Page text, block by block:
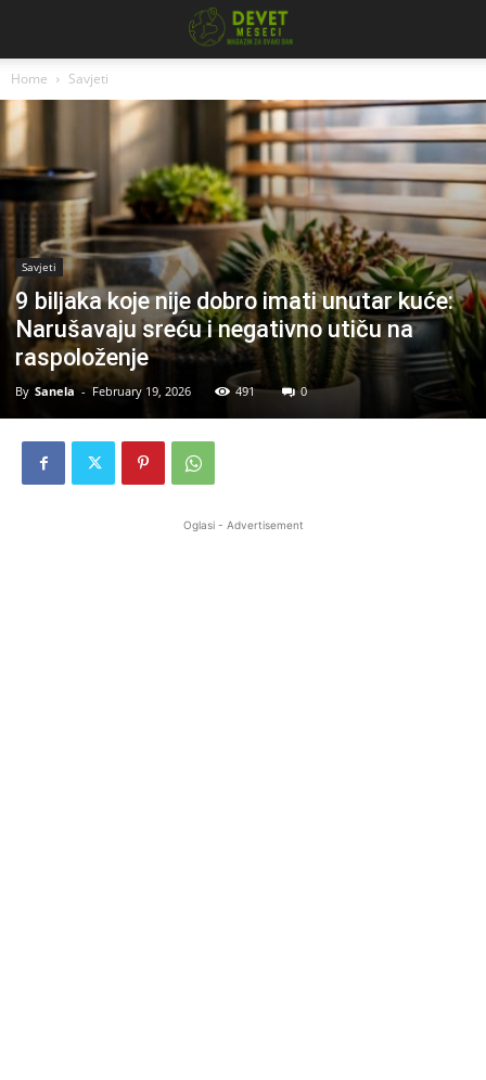
Home Savjeti
Savjeti
9 biljaka koje nije dobro imati unutar kuće:
Narušavaju sreću i negativno utiču na
raspoloženje
By Sanela - February 19, 2026 491 0
Oglasi - Advertisement